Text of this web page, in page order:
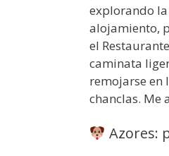
explorando
alojamiento,
el
caminata
remojarse en
chanclas. Me
Azores: